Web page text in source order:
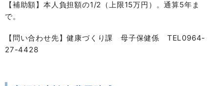
【補助額】本人負担額の1/2（上限15万円）。通算5年ま
で。
【問い合わせ先】健康づくり課 母子保健係 TEL0964-
27-4428